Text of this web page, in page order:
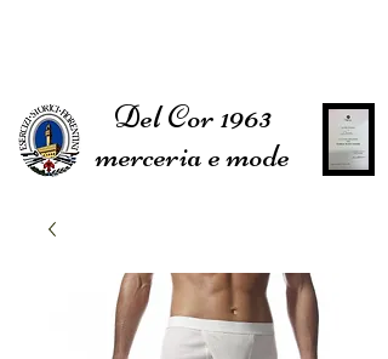
Del Cor 1963
merceria e mode